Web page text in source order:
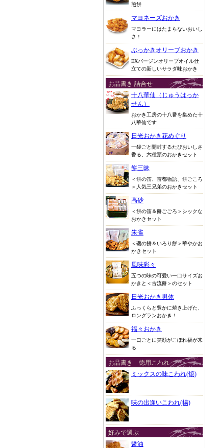
煎餅
マヨネーズおかき
マヨラーにはたまらないおいし
さ！
ぶっかきオリーブおかき
EXバージンオリーブオイル仕
立ての新しいサラダ味おかき
お品書き 詰合せ
十八華仙（じゅうはっか
せん）
おかき工房の十八番を集めた十
八華仙です
日光おかき花めぐり
一袋ごと開封するたびおいしさ
香る、六種類のおかきセット
餅三昧
＜餅の笛、雷都物語、餅ごころ
＞人気三兄弟のおかきセット
高砂
＜餅の笛＆餅ごごろ＞シックな
おかきセット
朱雀
＜磯の餅＆いろり餅＞華やかお
かきセット
風味彩々
五つの味の可愛い一口サイズお
かきと＜古流餅＞のセット
日光おかき男体
ふっくらと豊かに焼き上げた、
ロングランおかき！
福々おかき
一口ごとに笑顔がこぼれ福が来
る
お品書き 徳用こわれ
ミックスの味こわれ(焼)
味の出逢いこわれ(揚)
好みで選ぶ
醤油